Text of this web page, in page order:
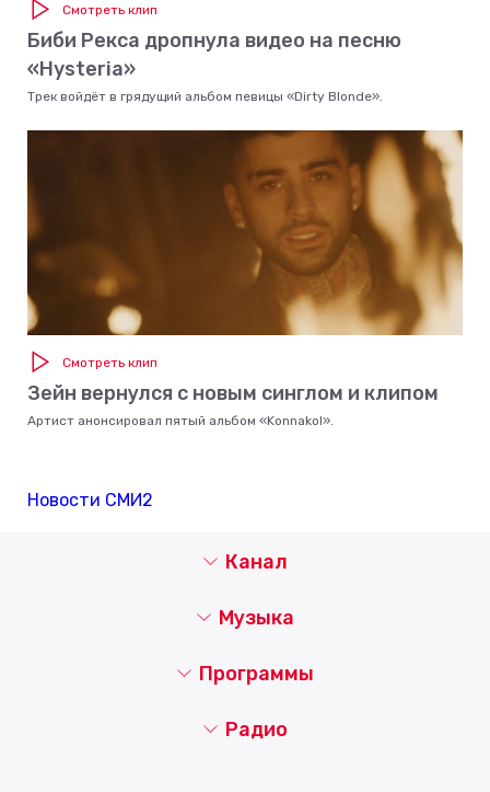
Смотреть клип
Биби Рекса дропнула видео на песню
«Hysteria»
Трек войдёт в грядущий альбом певицы «Dirty Blonde».
Смотреть клип
Зейн вернулся с новым синглом и клипом
Артист анонсировал пятый альбом «Konnakol».
Новости СМИ2
Канал
Музыка
Программы
Радио